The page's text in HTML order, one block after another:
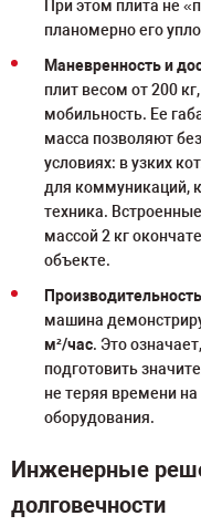
При этом плита не
планомерно его
Маневренность и
плит весом от 200 кг,
мобильность. Ее
масса позволяют
условиях: в узких
для коммуникаций,
техника.
массой 2 кг
объекте.
машина
м²/час. Это
подготовить
не теряя времени
оборудования.
Инженерные
долговечности